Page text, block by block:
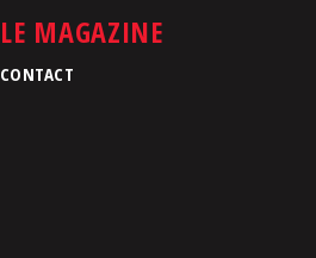
LE MAGAZINE
CONTACT